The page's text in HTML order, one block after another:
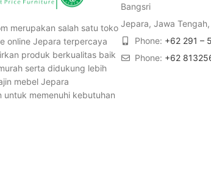
merupakan salah satu toko
online Jepara terpercaya
produk berkualitas baik
serta didukung lebih
mebel Jepara
untuk memenuhi kebutuhan
Bangsri
Jepara, Jawa
Phone: +62 291 –
Phone: +62